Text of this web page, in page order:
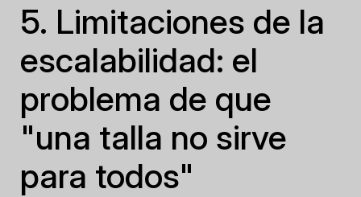
5. Limitaciones de la
escalabilidad: el
problema de que
"una talla no sirve
para todos"